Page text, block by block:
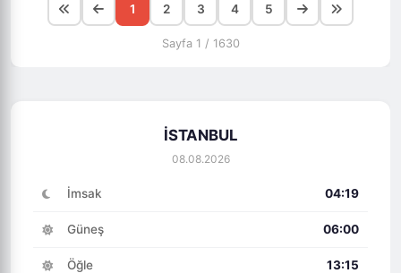
1 2 3 4 5
Sayfa 1 / 1630
İSTANBUL
08.08.2026
İmsak 04:19
Güneş 06:00
Öğle 13:15